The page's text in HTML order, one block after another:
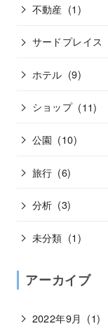
不動産 (1)
サードプレイス
ホテル (9)
ショップ (11)
公園 (10)
旅行 (6)
分析 (3)
未分類 (1)
アーカイブ
2022年9月 (1)